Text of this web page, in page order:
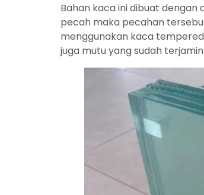
Bahan kaca ini dibuat
pecah maka pecahan
menggunakan kaca
juga mutu yang sudah